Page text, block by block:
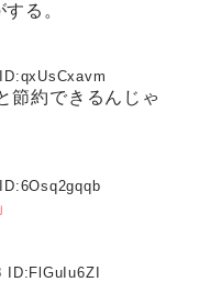
る。
qxUsCxavm
節約できるんじゃ
6Osq2gqqb
ID: FlGuIu6ZI